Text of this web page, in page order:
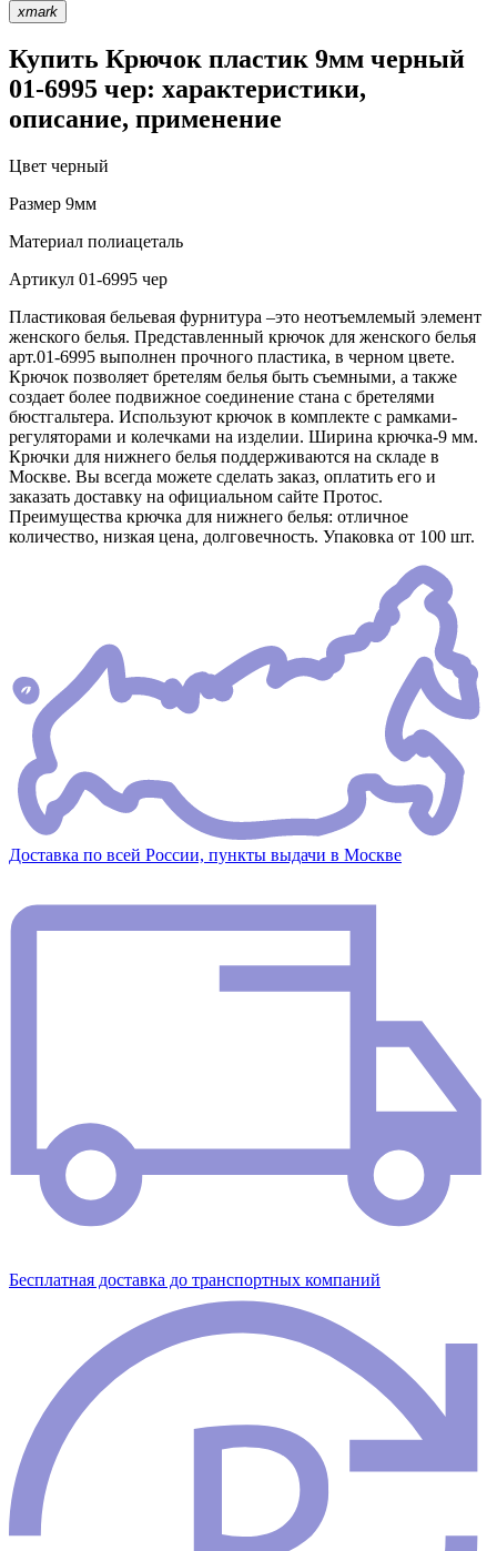
xmark
Купить Крючок пластик 9мм черный
01-6995 чер: характеристики,
описание, применение
Цвет черный
Размер 9мм
Материал полиацеталь
Артикул 01-6995 чер
Пластиковая бельевая фурнитура –это неотъемлемый элемент
женского белья. Представленный крючок для женского белья
арт.01-6995 выполнен прочного пластика, в черном цвете.
Крючок позволяет бретелям белья быть съемными, а также
создает более подвижное соединение стана с бретелями
бюстгальтера. Используют крючок в комплекте с рамками-
регуляторами и колечками на изделии. Ширина крючка-9 мм.
Крючки для нижнего белья поддерживаются на складе в
Москве. Вы всегда можете сделать заказ, оплатить его и
заказать доставку на официальном сайте Протос.
Преимущества крючка для нижнего белья: отличное
количество, низкая цена, долговечность. Упаковка от 100 шт.
Доставка по всей России, пункты выдачи в Москве
Бесплатная доставка до транспортных компаний